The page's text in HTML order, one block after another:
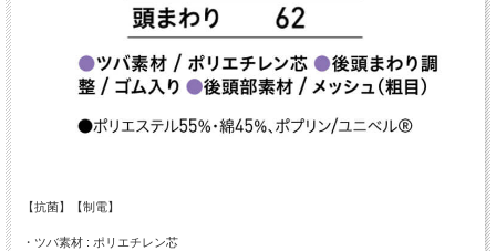
【抗菌】【制電】
・ツバ素材 : ポリエチレン芯